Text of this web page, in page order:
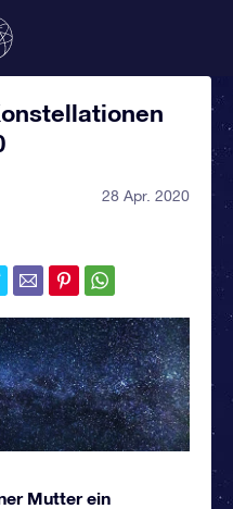
28 Apr. 2020
Mutter ein